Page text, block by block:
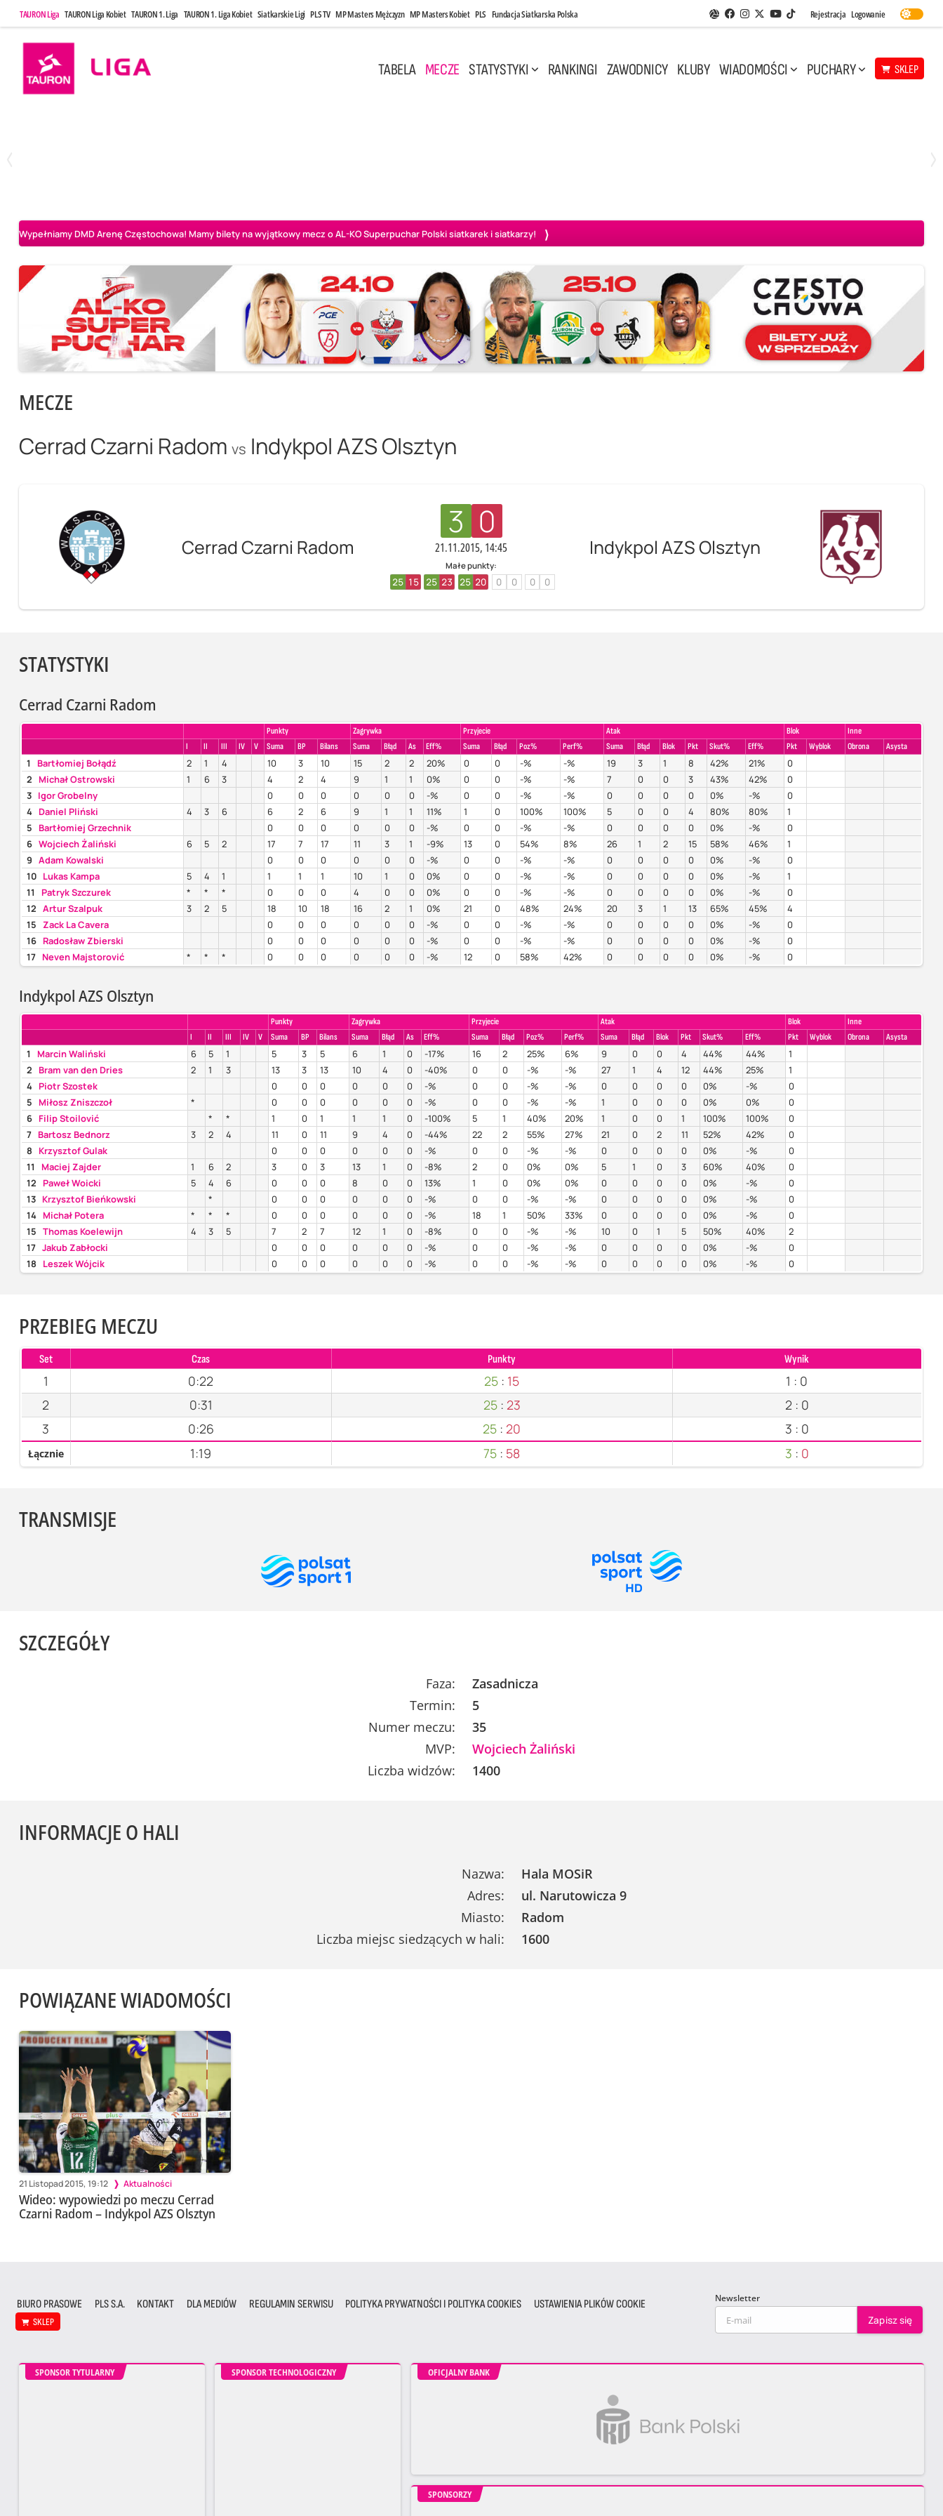
TAURON Liga TAURON Liga Kobiet TAURON 1. Liga TAURON 1. Liga Kobiet Siatkarskie Ligi PLS TV MP Masters Mężczyzn MP Masters Kobiet PLS Fundacja Siatkarska Polska Aplikacja Siatkarskie Ligi
Facebook
Instagram
Twitter
Youtube
TikTok
Rejestracja Logowanie
TABELA MECZE STATYSTYKI RANKINGI ZAWODNICY KLUBY WIADOMOŚCI PUCHARY SKLEP
Wypełniamy DMD Arenę Częstochowa! Mamy bilety na wyjątkowy mecz o AL-KO Superpuchar Polski siatkarek i siatkarzy!
MECZE
Cerrad Czarni Radom vs Indykpol AZS Olsztyn
Cerrad Czarni Radom
3 0
21.11.2015, 14:45
Małe punkty:
25 15 25 23 25 20 0 0 0 0
Indykpol AZS Olsztyn
STATYSTYKI
Cerrad Czarni Radom
Punkty Zagrywka Przyjecie Atak Blok
Inne
I
II III IV V Suma BP Bilans Suma Błąd As Eff% Suma Błąd Poz% Perf% Suma Błąd Blok Pkt Skut% Eff% Pkt Wyblok Obrona Asysta
1 Bartłomiej Bołądź 2 1 4 10 3 10 15 2 2 20% 0 0 -% -% 19 3 1 8 42% 21%
0
2
Michał Ostrowski 1 6 3 4 2 4 9 1 1 0% 0 0 -% -% 7 0 0 3 43% 42%
0
3 Igor Grobelny 0 0 0 0 0 0 -% 0 0 -% -% 0 0 0 0 0% -%
0
4 Daniel Pliński 4 3 6 6 2 6 9 1 1 11% 1 0 100% 100% 5 0 0 4 80% 80%
1
5
Bartłomiej Grzechnik 0 0 0 0 0 0 -% 0 0 -% -% 0 0 0 0 0% -%
0
6 Wojciech Żaliński 6 5 2 17 7 17 11 3 1 -9% 13 0 54% 8% 26 1 2 15 58% 46%
1
9 Adam Kowalski 0 0 0 0 0 0 -% 0 0 -% -% 0 0 0 0 0% -%
0
10 Lukas Kampa 5 4 1 1 1 1 10 1 0 0% 0 0 -% -% 0 0 0 0 0% -%
1
11
Patryk Szczurek * * * 0 0 0 4 0 0 0% 0 0 -% -% 0 0 0 0 0% -%
0
12 Artur Szalpuk 3 2 5 18 10 18 16 2 1 0% 21 0 48% 24% 20 3 1 13 65% 45%
4
15
Zack La Cavera 0 0 0 0 0 0 -% 0 0 -% -% 0 0 0 0 0% -%
0
16 Radosław Zbierski 0 0 0 0 0 0 -% 0 0 -% -% 0 0 0 0 0% -%
0
17 Neven Majstorović * * * 0 0 0 0 0 0 -% 12 0 58% 42% 0 0 0 0 0% -% 0
Indykpol AZS Olsztyn
Punkty Zagrywka Przyjecie Atak Blok
Inne
I
II III IV V Suma BP Bilans Suma Błąd As Eff% Suma Błąd Poz% Perf% Suma Błąd Blok Pkt Skut% Eff% Pkt Wyblok Obrona Asysta
1 Marcin Waliński 6 5 1 5 3 5 6 1 0 -17% 16 2 25% 6% 9 0 0 4 44% 44%
1
2
Bram van den Dries 2 1 3 13 3 13 10 4 0 -40% 0 0 -% -% 27 1 4 12 44% 25%
1
4 Piotr Szostek 0 0 0 0 0 0 -% 0 0 -% -% 0 0 0 0 0% -%
0
5
Miłosz Zniszczoł * 0 0 0 0 0 0 -% 0 0 -% -% 1 0 0 0 0% 0%
0
6 Filip Stoilović * * 1 0 1 1 1 0 -100% 5 1 40% 20% 1 0 0 1 100% 100%
0
7 Bartosz Bednorz 3 2 4 11 0 11 9 4 0 -44% 22 2 55% 27% 21 0 2 11 52% 42%
0
8
Krzysztof Gulak 0 0 0 0 0 0 -% 0 0 -% -% 0 0 0 0 0% -%
0
11
Maciej Zajder 1 6 2 3 0 3 13 1 0 -8% 2 0 0% 0% 5 1 0 3 60% 40%
0
12
Paweł Woicki 5 4 6 0 0 0 8 0 0 13% 1 0 0% 0% 0 0 0 0 0% -%
0
13 Krzysztof Bieńkowski * 0 0 0 0 0 0 -% 0 0 -% -% 0 0 0 0 0% -%
0
14 Michał Potera * * * 0 0 0 0 0 0 -% 18 1 50% 33% 0 0 0 0 0% -%
0
15 Thomas Koelewijn 4 3 5 7 2 7 12 1 0 -8% 0 0 -% -% 10 0 1 5 50% 40%
2
17 Jakub Zabłocki 0 0 0 0 0 0 -% 0 0 -% -% 0 0 0 0 0% -%
0
18
Leszek Wójcik 0 0 0 0 0 0 -% 0 0 -% -% 0 0 0 0 0% -% 0
PRZEBIEG MECZU
Set Czas Punkty Wynik
1 0:22 25 : 15 1 : 0
2
0:31 25: 23 2 : 0
3
0:26 25 : 20 3 : 0
Łącznie 1:19 75 : 58 3 : 0
TRANSMISJE
SZCZEGÓŁY
Faza:
Zasadnicza
Termin:
5
Numer meczu:
35
MVP:
Wojciech Żaliński
Liczba widzów:
1400
INFORMACJE O HALI
Nazwa:
Hala MOSiR
Adres:
ul. Narutowicza 9
Miasto:
Radom
Liczba miejsc siedzących w hali:
1600
POWIĄZANE WIADOMOŚCI
21 Listopad 2015, 19:12 Aktualności
Wideo: wypowiedzi po meczu Cerrad
Czarni Radom – Indykpol AZS Olsztyn
BIURO PRASOWE PLS S.A. KONTAKT DLA MEDIÓW REGULAMIN SERWISU POLITYKA PRYWATNOŚCI I POLITYKA COOKIES USTAWIENIA PLIKÓW COOKIE
SKLEP
Newsletter
SPONSOR TYTULARNY SPONSOR TECHNOLOGICZNY OFICJALNY BANK
SPONSORZY